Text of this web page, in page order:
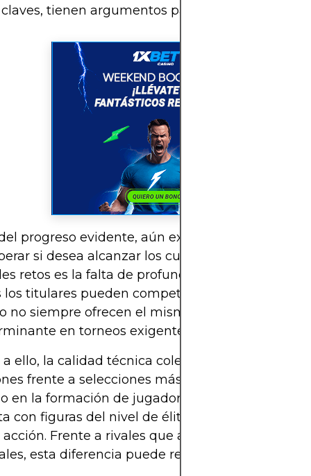
tienen argumentos para alcanzar los
progreso evidente, aún existen barreras que
si desea alcanzar los cuartos de final. Uno
retos es la falta de profundidad en el
los titulares pueden competir a alto nivel, las
no siempre ofrecen el mismo rendimiento, lo
en torneos exigentes con calendarios
ello, la calidad técnica colectiva todavía
frente a selecciones más tradicionales. Si
en la formación de jugadores en Europa,
con figuras del nivel de élite que deciden
acción. Frente a rivales que acumulan
esta diferencia puede resultar decisiva.